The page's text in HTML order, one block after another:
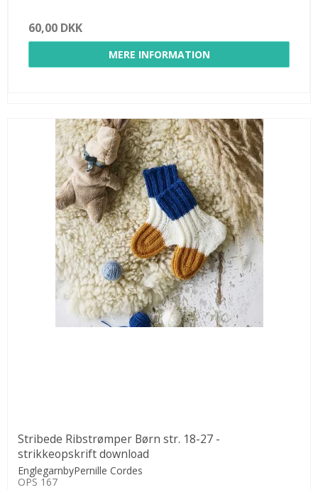
60,00 DKK
MERE INFORMATION
Stribede Ribstrømper Børn str. 18-27 -
strikkeopskrift download
EnglegarnbyPernille Cordes
OPS 167